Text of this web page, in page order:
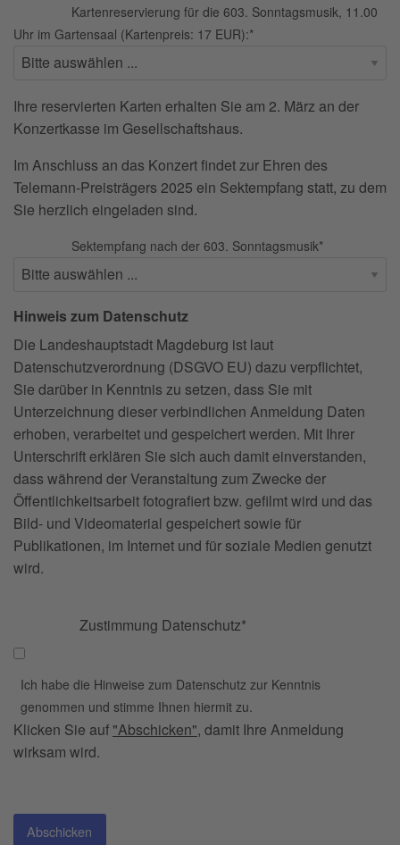
Kartenreservierung für die 603. Sonntagsmusik, 11.00
Uhr im Gartensaal (Kartenpreis: 17 EUR):*
Ihre reservierten Karten erhalten Sie am 2. März an der
Konzertkasse im Gesellschaftshaus.
Im Anschluss an das Konzert findet zur Ehren des
Telemann-Preisträgers 2025 ein Sektempfang statt, zu dem
Sie herzlich eingeladen sind.
Sektempfang nach der 603. Sonntagsmusik*
Hinweis zum Datenschutz
Die Landeshauptstadt Magdeburg ist laut
Datenschutzverordnung (DSGVO EU) dazu verpflichtet,
Sie darüber in Kenntnis zu setzen, dass Sie mit
Unterzeichnung dieser verbindlichen Anmeldung Daten
erhoben, verarbeitet und gespeichert werden. Mit Ihrer
Unterschrift erklären Sie sich auch damit einverstanden,
dass während der Veranstaltung zum Zwecke der
Öffentlichkeitsarbeit fotografiert bzw. gefilmt wird und das
Bild- und Videomaterial gespeichert sowie für
Publikationen, im Internet und für soziale Medien genutzt
wird.
Zustimmung Datenschutz*
Ich habe die Hinweise zum Datenschutz zur Kenntnis
genommen und stimme Ihnen hiermit zu.
Klicken Sie auf "Abschicken", damit Ihre Anmeldung
wirksam wird.
Abschicken